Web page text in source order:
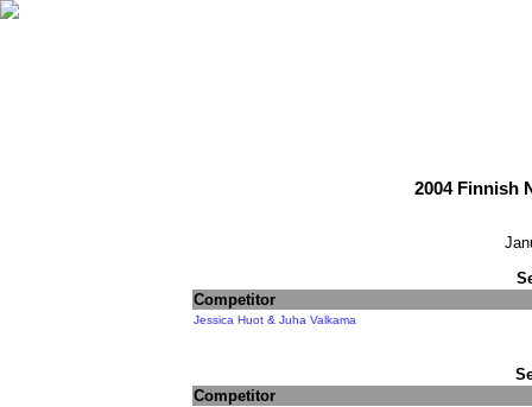
2004 Finnish
Competitor
Jessica Huot & Juha Valkama
Competitor